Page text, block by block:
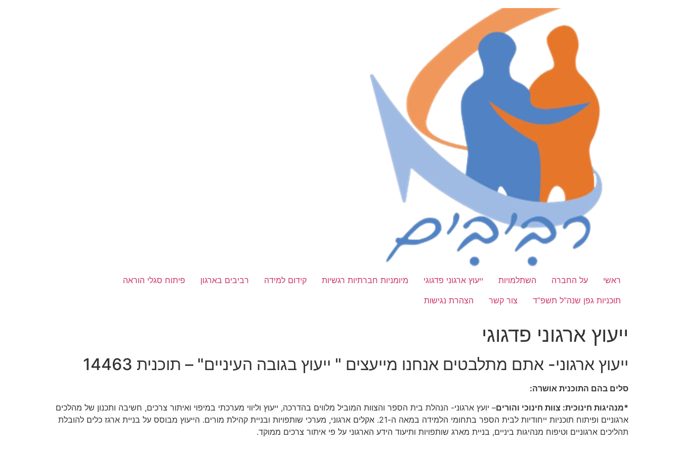
ראשי על החברה השתלמויות ייעוץ ארגוני פדגוגי מיומניות חברתיות רגשיות קידום למידה רביבים בארגון
פיתוח סגלי הוראה
תוכניות גפן שנה”ל תשפ”ד
צור קשר הצהרת נגישות
ייעוץ ארגוני פדגוגי
ייעוץ ארגוני- אתם מתלבטים אנחנו מייעצים " ייעוץ בגובה העיניים" – תוכנית 14463
סלים בהם התוכנית אושרה:
*מנהיגות חינוכית: צוות חינוכי והורים– יועץ ארגוני- הנהלת בית הספר והצוות המוביל מלווים בהדרכה, ייעוץ וליווי מערכתי במיפוי ואיתור צרכים, חשיבה ותכנון של מהלכים
ארגוניים ופיתוח תוכניות ייחודיות לבית הספר בתחומי הלמידה במאה ה-21. אקלים ארגוני, מערכי שותפויות ובניית קהילת מורים. הייעוץ מבוסס על בניית ארגז כלים להובלת
תהליכים ארגוניים וטיפוח מנהיגות ביניים, בניית מארג שותפויות ותיעוד הידע הארגוני על פי איתור צרכים ממוקד.